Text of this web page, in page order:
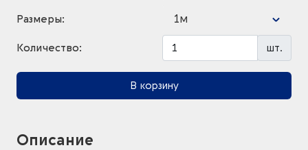
Размеры: 1м
Количество: шт.
В корзину
Описание